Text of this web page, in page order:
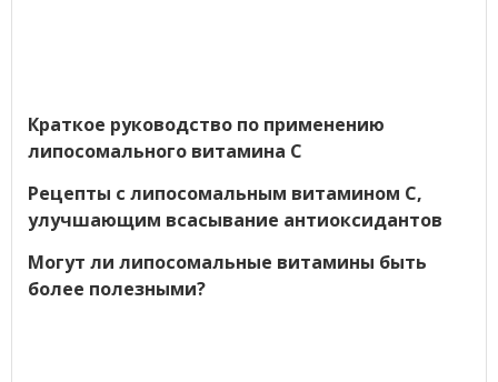
Краткое руководство по применению
липосомального витамина C
Рецепты с липосомальным витамином C,
улучшающим всасывание антиоксидантов
Могут ли липосомальные витамины быть
более полезными?